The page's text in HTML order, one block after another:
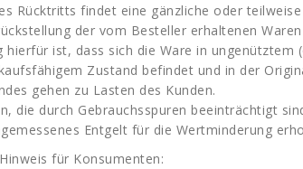
Rücktritts findet eine gänzliche oder
der vom Besteller erhaltenen
hierfür ist, dass sich die Ware in ungenütztem
Zustand befindet und in der
gehen zu Lasten des Kunden.
die durch Gebrauchsspuren beeinträchtigt
Entgelt für die Wertminderung
für Konsumenten: